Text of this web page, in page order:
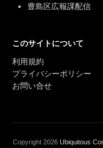
豊島区広報課配信
このサイトについて
利用規約
プライバシーポリシー
お問い合せ
Copyright 2026 Ubiquitous